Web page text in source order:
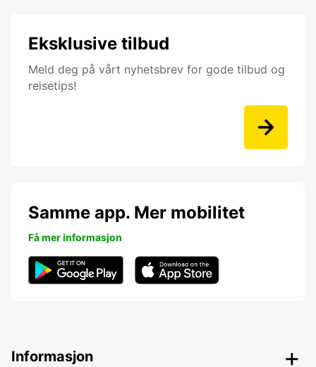
Eksklusive tilbud
Meld deg på vårt nyhetsbrev for gode tilbud og
reisetips!
Samme app. Mer mobilitet
Få mer informasjon
Informasjon